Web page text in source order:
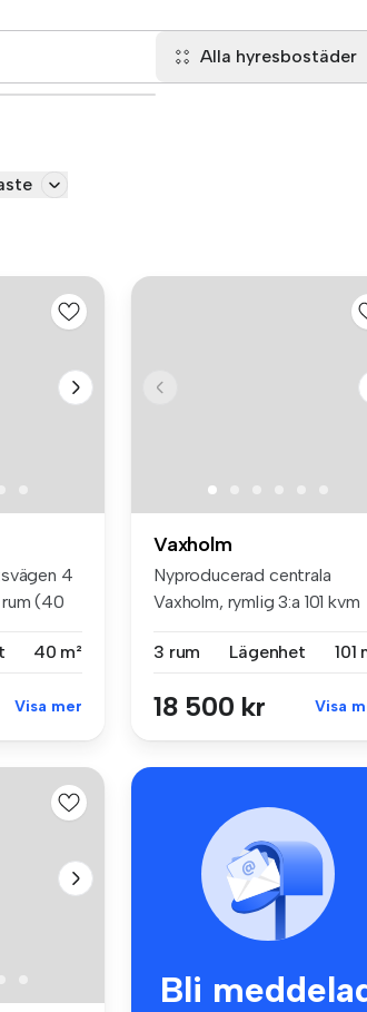
Alla hyresbostäder
4
(40
40 m²
Visa mer
Vaxholm
Nyproducerad centrala
Vaxholm, rymlig 3:a 101 kvm
3 rum
Lägenhet 101
18 500 kr Visa
Bli